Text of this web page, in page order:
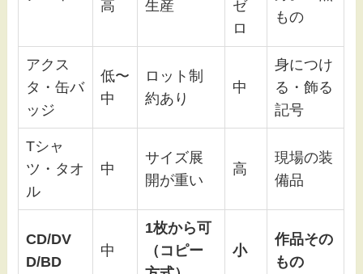
高
生産
ゼ
ロ
もの
アクス
タ・缶バ
ッジ
低〜
中
ロット制
約あり
中
身につけ
る・飾る
記号
Tシャ
ツ・タオ
ル
中
サイズ展
開が重い
高
現場の装
備品
CD/DV
D/BD
中
1枚から可
（コピー
小
作品その
もの